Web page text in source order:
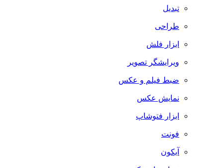
تبدیل
طراحی
ابزار فلش
ویرایشگر تصویر
ضبط فيلم و عكس
نمایش عکس
ابزار فتوشاپ
فونت
آیکون